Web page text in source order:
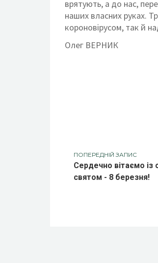
врятують, а до нас,
наших власних руках.
короновірусом, так й
Олег ВЕРНИК
ПОПЕРЕДНІЙ ЗАПИС
Сердечно вітаємо із
святом - 8 березня!